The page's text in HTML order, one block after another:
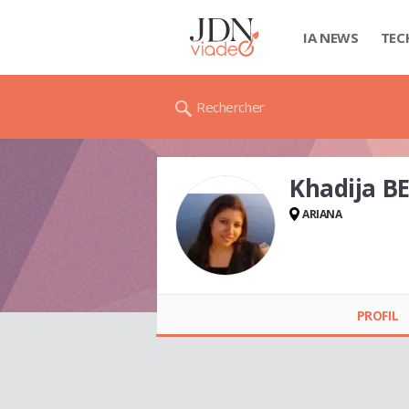
IA NEWS
Rechercher
Khadija
ARIANA
PROFIL